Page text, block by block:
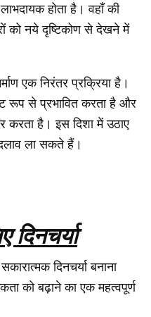
होता है। वहाँ की
को नये दृष्टिकोण से देखने में
एक निरंतर प्रक्रिया है।
रूप से प्रभावित करता है और
करता है। इस दिशा में उठाए
ला सकते हैं।
दिनचर्या बनाना
को बढ़ाने का एक महत्वपूर्ण